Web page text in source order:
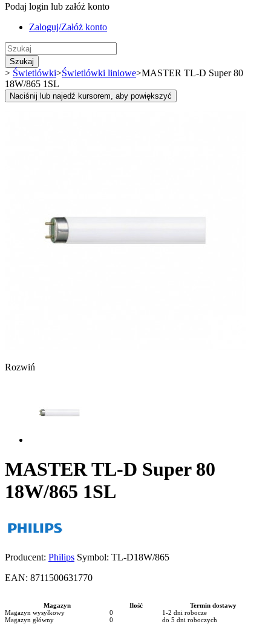
Podaj login lub załóż konto
Zaloguj/Załóż konto
Szukaj
> Świetlówki>Świetlówki liniowe>MASTER TL-D Super 80
18W/865 1SL
Naciśnij lub najedź kursorem, aby powiększyć
Rozwiń
MASTER TL-D Super 80
18W/865 1SL
Producent: Philips Symbol: TL-D18W/865
EAN: 8711500631770
Magazyn Ilość
Termin dostawy
Magazyn wysyłkowy
0
1-2 dni robocze
Magazyn główny
0 do 5 dni roboczych